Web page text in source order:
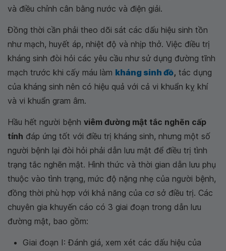
và điều chỉnh cân bằng nước và điện giải.
Đồng thời cần phải theo dõi sát các dấu hiệu sinh tồn
như mạch, huyết áp, nhiệt độ và nhịp thở. Việc điều trị
kháng sinh đòi hỏi các yêu cầu như sử dụng đường tĩnh
mạch trước khi cấy máu làm kháng sinh đồ, tác dụng
của kháng sinh nên có hiệu quả với cả vi khuẩn kỵ khí
và vi khuẩn gram âm.
Hầu hết người bệnh viêm đường mật tắc nghẽn cấp
tính đáp ứng tốt với điều trị kháng sinh, nhưng một số
người bệnh lại đòi hỏi phải dẫn lưu mật để điều trị tình
trạng tắc nghẽn mật. Hình thức và thời gian dẫn lưu phụ
thuộc vào tình trạng, mức độ nặng nhẹ của người bệnh,
đồng thời phù hợp với khả năng của cơ sở điều trị. Các
chuyên gia khuyến cáo có 3 giai đoạn trong dẫn lưu
đường mật, bao gồm:
Giai đoạn I: Đánh giá, xem xét các dấu hiệu của